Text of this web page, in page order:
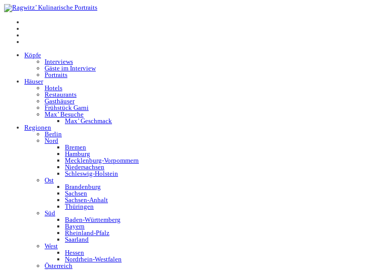
Köpfe
Interviews
Gäste im Interview
Portraits
Häuser
Hotels
Restaurants
Gasthäuser
Frühstück Garni
Max’ Besuche
Max’ Geschmack
Regionen
Berlin
Nord
Bremen
Hamburg
Mecklenburg-Vorpommern
Niedersachsen
Schleswig-Holstein
Ost
Brandenburg
Sachsen
Sachsen-Anhalt
Thüringen
Süd
Baden-Württemberg
Bayern
Rheinland-Pfalz
Saarland
West
Hessen
Nordrhein-Westfalen
Österreich